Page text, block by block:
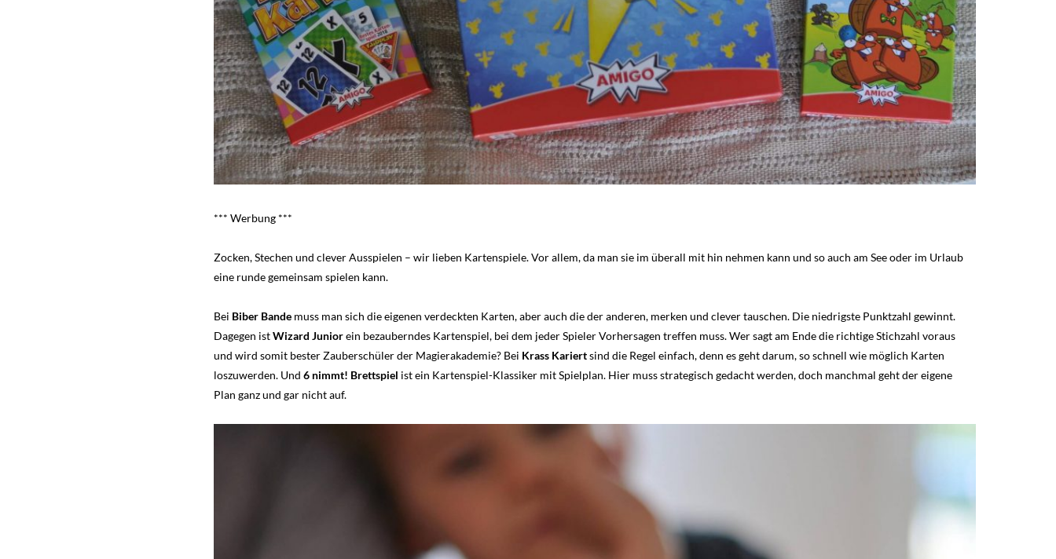
*** Werbung ***
Zocken, Stechen und clever Ausspielen – wir lieben Kartenspiele. Vor allem, da man sie im überall mit hin nehmen kann und so auch am See oder im Urlaub
eine runde gemeinsam spielen kann.
Bei Biber Bande muss man sich die eigenen verdeckten Karten, aber auch die der anderen, merken und clever tauschen. Die niedrigste Punktzahl gewinnt.
Dagegen istWizard Juniorein bezauberndes Kartenspiel, bei dem jeder Spieler Vorhersagen treffen muss. Wer sagt am Ende die richtige Stichzahl voraus
und wird somit bester Zauberschüler der Magierakademie? Bei Krass Kariertsind die Regel einfach, denn es geht darum, so schnell wie möglich Karten
loszuwerden. Und 6 nimmt! Brettspiel ist ein Kartenspiel-Klassiker mit Spielplan. Hier muss strategisch gedacht werden, doch manchmal geht der eigene
Plan ganz und gar nicht auf.